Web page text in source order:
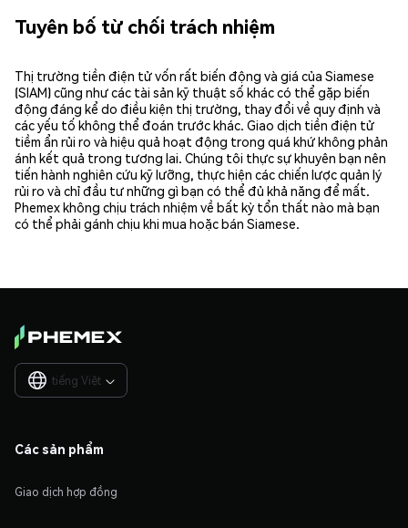
Tuyên bố từ chối trách nhiệm
Thị trường tiền điện tử vốn rất biến động và giá của Siamese
(SIAM) cũng như các tài sản kỹ thuật số khác có thể gặp biến
động đáng kể do điều kiện thị trường, thay đổi về quy định và
các yếu tố không thể đoán trước khác. Giao dịch tiền điện tử
tiềm ẩn rủi ro và hiệu quả hoạt động trong quá khứ không phản
ánh kết quả trong tương lai. Chúng tôi thực sự khuyên bạn nên
tiến hành nghiên cứu kỹ lưỡng, thực hiện các chiến lược quản lý
rủi ro và chỉ đầu tư những gì bạn có thể đủ khả năng để mất.
Phemex không chịu trách nhiệm về bất kỳ tổn thất nào mà bạn
có thể phải gánh chịu khi mua hoặc bán Siamese.
tiếng Việt 
Các sản phẩm
Giao dịch hợp đồng